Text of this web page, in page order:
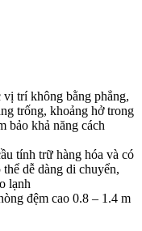
vị trí không bằng phẳng,
trống, khoảng hở trong
bảo khả năng cách
tính trữ hàng hóa và có
dễ dàng di chuyển,
lạnh
đệm cao 0.8 – 1.4 m